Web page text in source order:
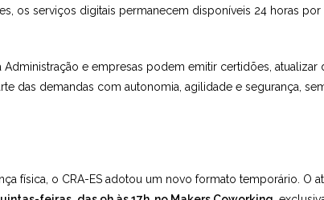
os serviços digitais permanecem disponíveis 24 horas
Administração e empresas podem emitir certidões, atualizar
das demandas com autonomia, agilidade e segurança,
física, o CRA-ES adotou um novo formato temporário. O